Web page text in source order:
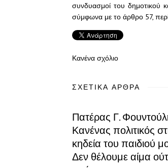
συνδυασμοί του δημοτικού
σύμφωνα με το άρθρο 57,
Κανένα σχόλιο
ΣΧΕΤΙΚΆ ΆΡΘΡΑ
Πατέρας Γ.
Κανένας πολιτικός
κηδεία του παιδιού
Δεν θέλουμε αίμα